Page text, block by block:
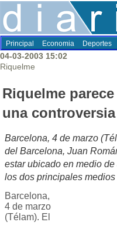
Principal Economia Deportes
04-03-2003 15:02
Riquelme
Riquelme
una controversia
Barcelona, 4 de marzo
del Barcelona, Juan
estar ubicado en medio
los dos principales
Barcelona,
4 de marzo
(Télam). El